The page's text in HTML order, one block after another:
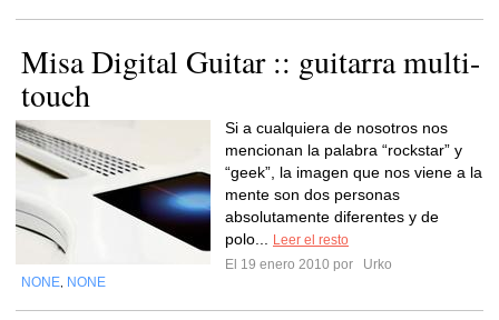
Misa Digital Guitar :: guitarra multi-
touch
Si a cualquiera de nosotros nos
mencionan la palabra “rockstar” y
“geek”, la imagen que nos viene a la
mente son dos personas
absolutamente diferentes y de
polo...
Leer el resto
El 19 enero 2010 por
Urko
NONE NONE